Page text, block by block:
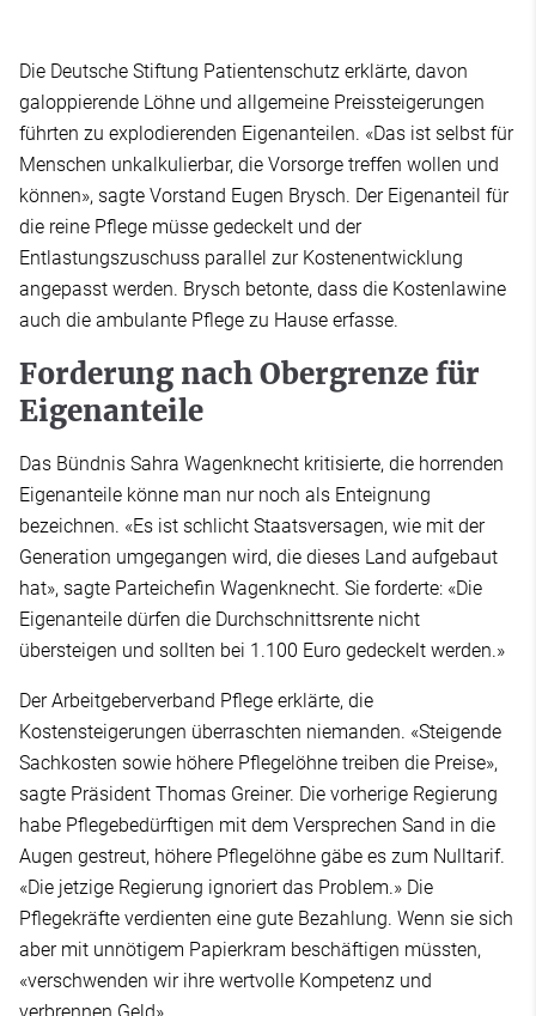
Die Deutsche Stiftung Patientenschutz erklärte, davon
galoppierende Löhne und allgemeine Preissteigerungen
führten zu explodierenden Eigenanteilen. «Das ist selbst für
Menschen unkalkulierbar, die Vorsorge treffen wollen und
können», sagte Vorstand Eugen Brysch. Der Eigenanteil für
die reine Pflege müsse gedeckelt und der
Entlastungszuschuss parallel zur Kostenentwicklung
angepasst werden. Brysch betonte, dass die Kostenlawine
auch die ambulante Pflege zu Hause erfasse.
Forderung nach Obergrenze für
Eigenanteile
Das Bündnis Sahra Wagenknecht kritisierte, die horrenden
Eigenanteile könne man nur noch als Enteignung
bezeichnen. «Es ist schlicht Staatsversagen, wie mit der
Generation umgegangen wird, die dieses Land aufgebaut
hat», sagte Parteichefin Wagenknecht. Sie forderte: «Die
Eigenanteile dürfen die Durchschnittsrente nicht
übersteigen und sollten bei 1.100 Euro gedeckelt werden.»
Der Arbeitgeberverband Pflege erklärte, die
Kostensteigerungen überraschten niemanden. «Steigende
Sachkosten sowie höhere Pflegelöhne treiben die Preise»,
sagte Präsident Thomas Greiner. Die vorherige Regierung
habe Pflegebedürftigen mit dem Versprechen Sand in die
Augen gestreut, höhere Pflegelöhne gäbe es zum Nulltarif.
«Die jetzige Regierung ignoriert das Problem.» Die
Pflegekräfte verdienten eine gute Bezahlung. Wenn sie sich
aber mit unnötigem Papierkram beschäftigen müssten,
«verschwenden wir ihre wertvolle Kompetenz und